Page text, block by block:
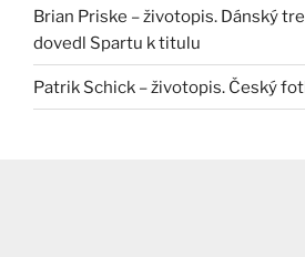
Brian Priske – životopis. Dánský
dovedl Spartu k titulu
Patrik Schick – životopis. Český